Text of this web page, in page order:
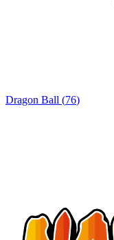
Dragon Ball (76)